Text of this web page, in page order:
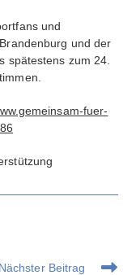
und
und der
spätestens zum 24.
fuer-
Nächster Beitrag